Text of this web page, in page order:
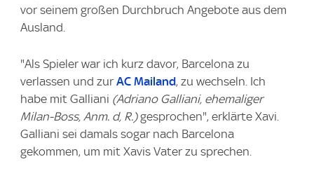
vor seinem großen Durchbruch Angebote aus dem
Ausland.
"Als Spieler war ich kurz davor, Barcelona zu
verlassen und zur AC Mailand, zu wechseln. Ich
habe mit Galliani (Adriano Galliani, ehemaliger
Milan-Boss, Anm. d, R.)gesprochen", erklärte Xavi.
Galliani sei damals sogar nach Barcelona
gekommen, ​​um mit Xavis Vater zu sprechen.